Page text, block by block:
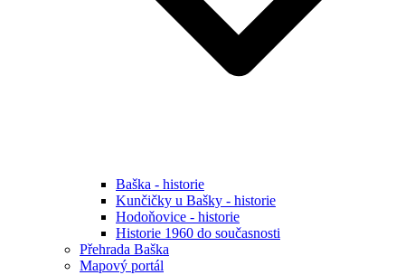
Baška - historie
Kunčičky u Bašky - historie
Hodoňovice - historie
Historie 1960 do současnosti
Přehrada Baška
Mapový portál